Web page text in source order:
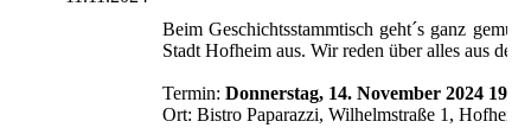
Beim Geschichtsstammtisch geht´s ganz
Stadt Hofheim aus. Wir reden über alles aus
Termin: Donnerstag, 14. November 2024
Ort: Bistro Paparazzi, Wilhelmstraße 1, Hofheim